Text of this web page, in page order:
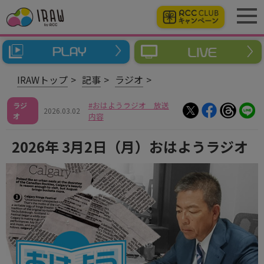
IRAWトップ 記事 ラジオ
ラジ
オ
2026.03.02
おはようラジオ 放送
内容
2026年 3月2日（月）おはようラジオ